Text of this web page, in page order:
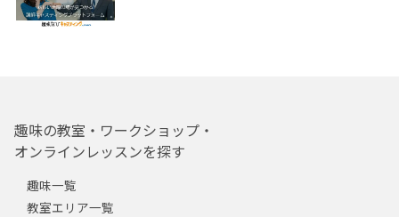
趣味の教室・ワークショップ・
オンラインレッスンを探す
趣味一覧
教室エリア一覧